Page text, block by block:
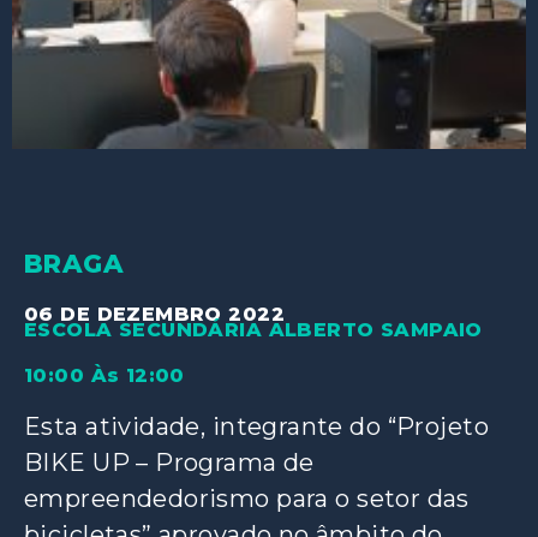
BRAGA
06 DE DEZEMBRO 2022
ESCOLA SECUNDÁRIA ALBERTO SAMPAIO
10:00 Às 12:00
Esta atividade, integrante do “Projeto
BIKE UP – Programa de
empreendedorismo para o setor das